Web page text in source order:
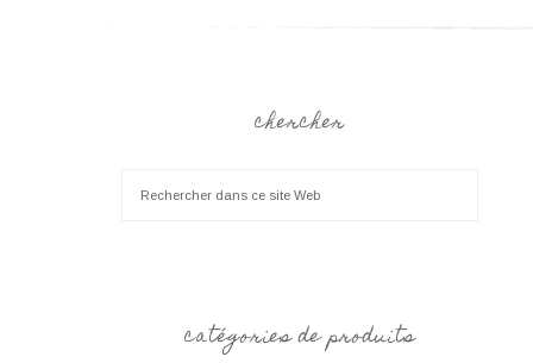
chercher
catégories de produits